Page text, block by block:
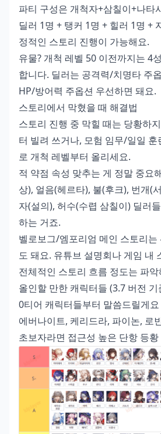
파티 구성은 개척자+삼칠이+나타
딜러 1명 + 탱커 1명 + 힐러 1명 +
정적인 스토리 진행이 가능해요.
유물? 개척 레벨 50 이전까지는 4
합니다. 딜러는 공격력/치명타 주
HP/방어력 주옵션 우선하면 돼요.
스토리에서 막혔을 때 해결법
스토리 진행 중 막힐 때는 당황하
터 빌려 쓰거나, 모험 임무/일일
로 개척 레벨부터 올리세요.
적 약점 속성 맞추는 게 정말 중요
상), 얼음(헤르타), 불(후크), 번개(
자(설의), 허수(수렵 삼칠이) 딜러
하는 거죠.
벨로보그/엠포리엄 메인 스토리는
도 돼요. 유튜브 설명회나 게임 내
전체적인 스토리 흐름 정도는 파
올인할 만한 캐릭터들 (3.7 버전 기
0티어 캐릭터들부터 말씀드릴게
에버나이트, 케리드라, 파이논, 로
초보자라면 접근성 높은 단항 등